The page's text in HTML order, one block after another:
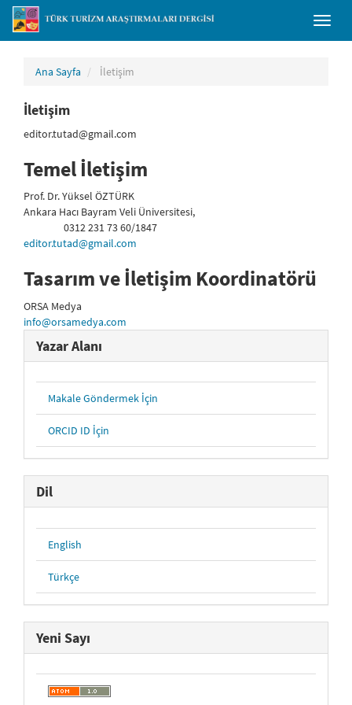
##plugins.themes.bootstrap3.accessible_menu.main_navigation##
##plugins.themes.bootstrap3.accessible_menu.main_content##
##plugins.themes.bootstrap3.accessible_menu.sidebar##
Toggle
Ana Sayfa İletişim
İletişim
editor.tutad@gmail.com
Temel İletişim
Prof. Dr. Yüksel ÖZTÜRK
Ankara Hacı Bayram Veli Üniversitesi,
0312 231 73 60/1847
editor.tutad@gmail.com
Tasarım ve İletişim Koordinatörü
ORSA Medya
info@orsamedya.com
Yazar Alanı
Makale Göndermek İçin
ORCID ID İçin
Dil
English
Türkçe
Yeni Sayı